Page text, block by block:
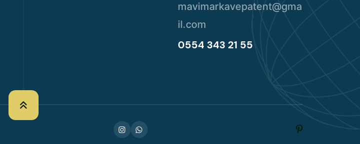
mavimarkavepatent@gma
il.com
0554 343 21 55